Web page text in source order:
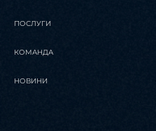
ПОСЛУГИ
КОМАНДА
НОВИНИ